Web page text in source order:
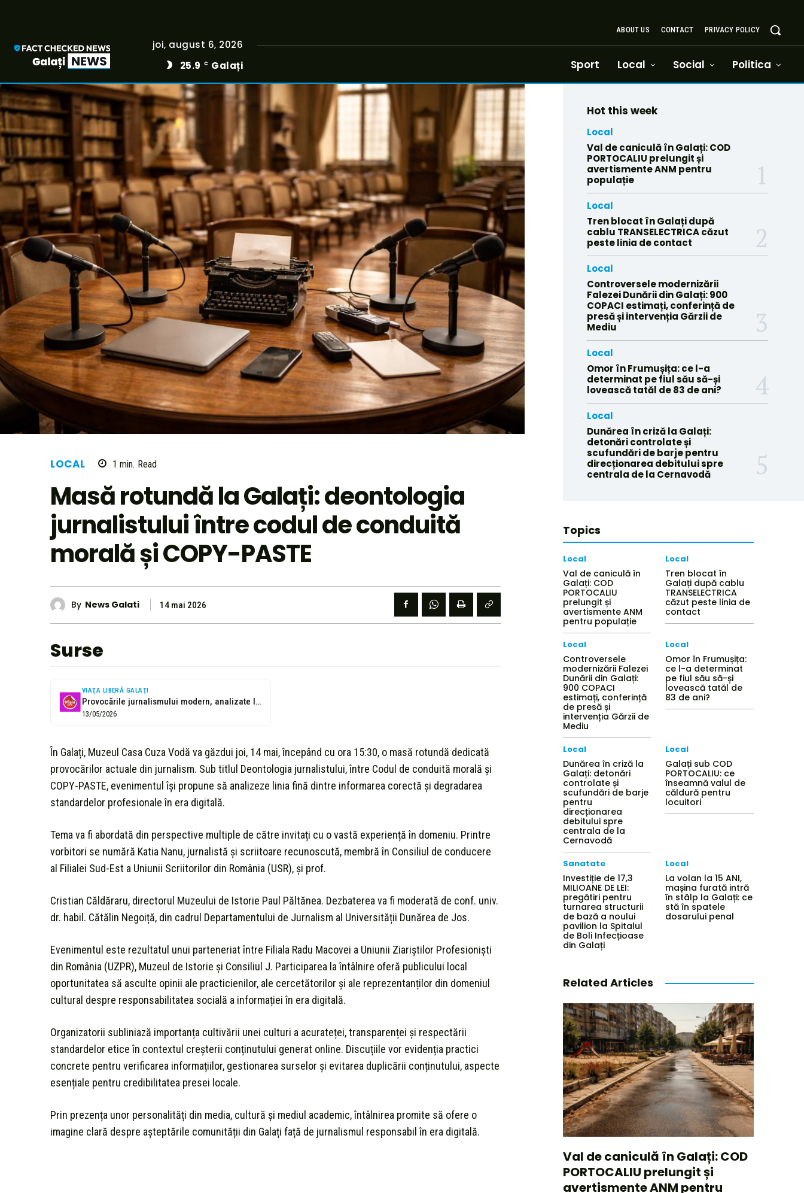
joi, august 6, 2026
25.9
C Galați
ABOUT US CONTACT PRIVACY POLICY
Sport Local Social Politica
LOCAL 1 min. Read
Masă rotundă la Galați: deontologia
jurnalistului între codul de conduită
morală și COPY-PASTE
By News Galati 14 mai 2026
Surse
VIAŢA LIBERĂ GALAŢI
Provocările jurnalismului modern, analizate la Galați
13/05/2026
În Galați, Muzeul Casa Cuza Vodă va găzdui joi, 14 mai, începând cu ora 15:30, o masă rotundă dedicată
provocărilor actuale din jurnalism. Sub titlul Deontologia jurnalistului, între Codul de conduită morală și
COPY-PASTE, evenimentul își propune să analizeze linia fină dintre informarea corectă și degradarea
standardelor profesionale în era digitală.
Tema va fi abordată din perspective multiple de către invitați cu o vastă experiență în domeniu. Printre
vorbitori se numără Katia Nanu, jurnalistă și scriitoare recunoscută, membră în Consiliul de conducere
al Filialei Sud-Est a Uniunii Scriitorilor din România (USR), și prof.
Cristian Căldăraru, directorul Muzeului de Istorie Paul Păltănea. Dezbaterea va fi moderată de conf. univ.
dr. habil. Cătălin Negoiță, din cadrul Departamentului de Jurnalism al Universității Dunărea de Jos.
Evenimentul este rezultatul unui parteneriat între Filiala Radu Macovei a Uniunii Ziariștilor Profesioniști
din România (UZPR), Muzeul de Istorie și Consiliul J. Participarea la întâlnire oferă publicului local
oportunitatea să asculte opinii ale practicienilor, ale cercetătorilor și ale reprezentanților din domeniul
cultural despre responsabilitatea socială a informației în era digitală.
Organizatorii subliniază importanța cultivării unei culturi a acurateței, transparenței și respectării
standardelor etice în contextul creșterii conținutului generat online. Discuțiile vor evidenția practici
concrete pentru verificarea informațiilor, gestionarea surselor și evitarea duplicării conținutului, aspecte
esențiale pentru credibilitatea presei locale.
Prin prezența unor personalități din media, cultură și mediul academic, întâlnirea promite să ofere o
imagine clară despre așteptările comunității din Galați față de jurnalismul responsabil în era digitală.
Hot this week
Local
Val de caniculă în Galați: COD
PORTOCALIU prelungit și
avertismente ANM pentru
populație
Local
Tren blocat în Galați după
cablu TRANSELECTRICA căzut
peste linia de contact
Local
Controversele modernizării
Falezei Dunării din Galați: 900
COPACI estimați, conferință de
presă și intervenția Gărzii de
Mediu
Local
Omor în Frumușița: ce l-a
determinat pe fiul său să-și
lovească tatăl de 83 de ani?
Local
Dunărea în criză la Galați:
detonări controlate și
scufundări de barje pentru
direcționarea debitului spre
centrala de la Cernavodă
Topics
Local
Val de caniculă în
Galați: COD
PORTOCALIU
prelungit și
avertismente ANM
pentru populație
Local
Tren blocat în
Galați după cablu
TRANSELECTRICA
căzut peste linia de
contact
Local
Controversele
modernizării Falezei
Dunării din Galați:
900 COPACI
estimați, conferință
de presă și
intervenția Gărzii de
Mediu
Local
Omor în Frumușița:
ce l-a determinat
pe fiul său să-și
lovească tatăl de
83 de ani?
Local
Dunărea în criză la
Galați: detonări
controlate și
scufundări de barje
pentru
direcționarea
debitului spre
centrala de la
Cernavodă
Local
Galați sub COD
PORTOCALIU: ce
înseamnă valul de
căldură pentru
locuitori
Sanatate
Investiție de 17,3
MILIOANE DE LEI:
pregătiri pentru
turnarea structurii
de bază a noului
pavilion la Spitalul
de Boli Infecțioase
din Galați
Local
La volan la 15 ANI,
mașina furată intră
în stâlp la Galați: ce
stă în spatele
dosarului penal
Related Articles
Val de caniculă în Galați: COD
PORTOCALIU prelungit și
avertismente ANM pentru